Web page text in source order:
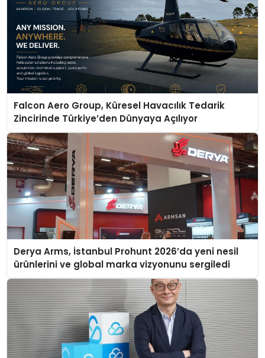
Falcon Aero Group, Küresel Havacılık Tedarik
Zincirinde Türkiye’den Dünyaya Açılıyor
Derya Arms, İstanbul Prohunt 2026’da yeni nesil
ürünlerini ve global marka vizyonunu sergiledi